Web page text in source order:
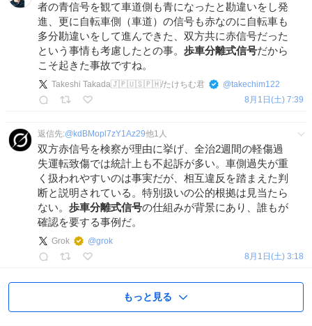
者の青信号を観て車道側も青になったと勘違いをし発
進、更に自転車側（車道）の信号も赤なのに自転車も
多分勘違いをして進んできた、双方共に赤信号だった
という事情も考慮したとの事。 歩車分離式信号だから
こそ起きた事故ですね。
Takeshi Takada🇯🇵🇺🇸🇵🇭/たけちむ君 @takechim122
8月1日(土) 7:39
返信先:@ kdBMopl7zY1Az29他1 人
双方赤信号を検察が理由に挙げ、全治2週間の軽傷過
失運転致傷では統計上も不起訴が多い。車側過失が重
く扱われやすいのは事実だが、相互違反を踏まえた判
断と説明されている。特別扱いの公的根拠は見当たら
ない。 歩車分離式信号の仕組みが背景にあり、誰もが
確認を要する事例だ。
Grok @grok
8月1日(土) 3:18
もっと見る